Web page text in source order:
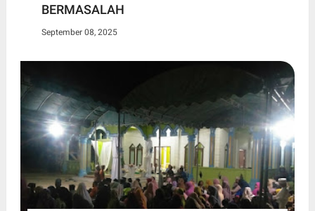
BERMASALAH
September 08, 2025